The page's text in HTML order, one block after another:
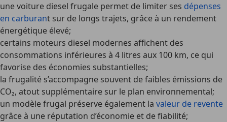
une voiture diesel frugale permet de limiter ses dépenses
en carburant sur de longs trajets, grâce à un rendement
énergétique élevé;
certains moteurs diesel modernes affichent des
consommations inférieures à 4 litres aux 100 km, ce qui
favorise des économies substantielles;
la frugalité s’accompagne souvent de faibles émissions de
CO₂, atout supplémentaire sur le plan environnemental;
un modèle frugal préserve également la valeur de revente
grâce à une réputation d’économie et de fiabilité;